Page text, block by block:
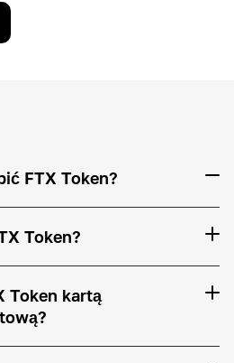
FTX Token?
Token?
Token kartą